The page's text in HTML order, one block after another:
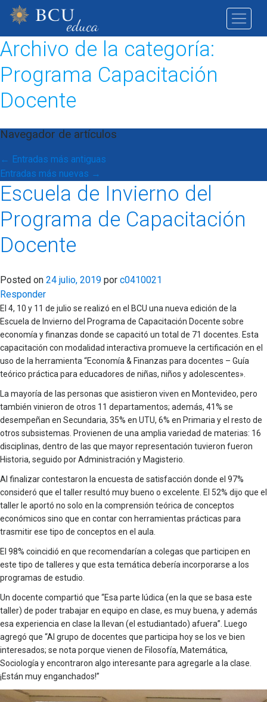
Archivo de la categoría:
Programa Capacitación
Docente
Navegador de artículos
← Entradas más antiguas
Entradas más nuevas →
Escuela de Invierno del
Programa de Capacitación
Docente
Posted on 24 julio, 2019 por c0410021
Responder
El 4, 10 y 11 de julio se realizó en el BCU una nueva edición de la
Escuela de Invierno del Programa de Capacitación Docente sobre
economía y finanzas donde se capacitó un total de 71 docentes. Esta
capacitación con modalidad interactiva promueve la certificación en el
uso de la herramienta “Economía & Finanzas para docentes – Guía
teórico práctica para educadores de niñas, niños y adolescentes».
La mayoría de las personas que asistieron viven en Montevideo, pero
también vinieron de otros 11 departamentos; además, 41% se
desempeñan en Secundaria, 35% en UTU, 6% en Primaria y el resto de
otros subsistemas. Provienen de una amplia variedad de materias: 16
disciplinas, dentro de las que mayor representación tuvieron fueron
Historia, seguido por Administración y Magisterio.
Al finalizar contestaron la encuesta de satisfacción donde el 97%
consideró que el taller resultó muy bueno o excelente. El 52% dijo que el
taller le aportó no solo en la comprensión teórica de conceptos
económicos sino que en contar con herramientas prácticas para
trasmitir ese tipo de conceptos en el aula.
El 98% coincidió en que recomendarían a colegas que participen en
este tipo de talleres y que esta temática debería incorporarse a los
programas de estudio.
Un docente compartió que “Esa parte lúdica (en la que se basa este
taller) de poder trabajar en equipo en clase, es muy buena, y además
esa experiencia en clase la llevan (el estudiantado) afuera”. Luego
agregó que “Al grupo de docentes que participa hoy se los ve bien
interesados; se nota porque vienen de Filosofía, Matemática,
Sociología y encontraron algo interesante para agregarle a la clase.
¡Están muy enganchados!”